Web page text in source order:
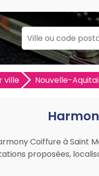
ville Nouvelle-
Coiffure à
proposées,